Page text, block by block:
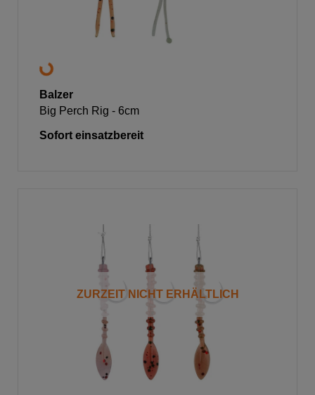
Balzer
Big Perch Rig - 6cm
Sofort einsatzbereit
ZURZEIT NICHT ERHÄLTLICH